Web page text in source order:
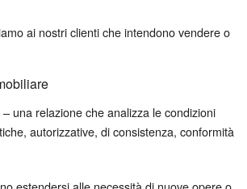
ai nostri clienti che intendono vendere o
una relazione che analizza le condizioni
autorizzative, di consistenza, conformità